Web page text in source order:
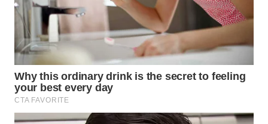
WN
BEKASI
WN
BOGOR
WN